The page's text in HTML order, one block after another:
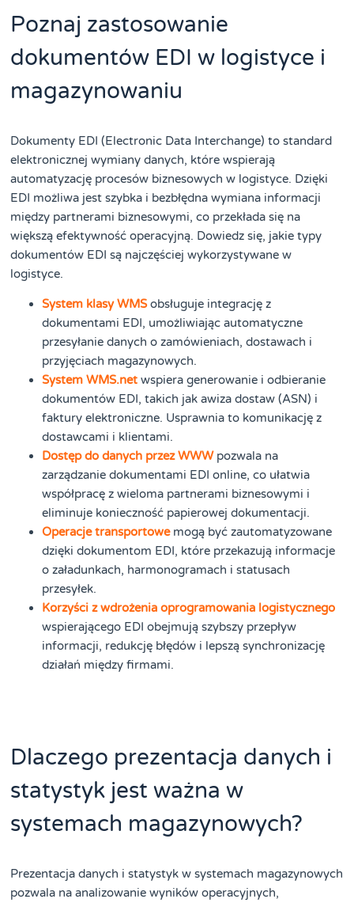
Poznaj zastosowanie
dokumentów EDI w logistyce i
magazynowaniu
Dokumenty EDI (Electronic Data Interchange) to standard
elektronicznej wymiany danych, które wspierają
automatyzację procesów biznesowych w logistyce. Dzięki
EDI możliwa jest szybka i bezbłędna wymiana informacji
między partnerami biznesowymi, co przekłada się na
większą efektywność operacyjną. Dowiedz się, jakie typy
dokumentów EDI są najczęściej wykorzystywane w
logistyce.
System klasy WMSobsługuje integrację z
dokumentami EDI, umożliwiając automatyczne
przesyłanie danych o zamówieniach, dostawach i
przyjęciach magazynowych.
System WMS.net wspiera generowanie i odbieranie
dokumentów EDI, takich jak awiza dostaw (ASN) i
faktury elektroniczne. Usprawnia to komunikację z
dostawcami i klientami.
Dostęp do danych przez WWWpozwala na
zarządzanie dokumentami EDI online, co ułatwia
współpracę z wieloma partnerami biznesowymi i
eliminuje konieczność papierowej dokumentacji.
Operacje transportowemogą być zautomatyzowane
dzięki dokumentom EDI, które przekazują informacje
o załadunkach, harmonogramach i statusach
przesyłek.
Korzyści z wdrożenia oprogramowania logistycznego
wspierającego EDI obejmują szybszy przepływ
informacji, redukcję błędów i lepszą synchronizację
działań między firmami.
Dlaczego prezentacja danych i
statystyk jest ważna w
systemach magazynowych?
Prezentacja danych i statystyk w systemach magazynowych
pozwala na analizowanie wyników operacyjnych,